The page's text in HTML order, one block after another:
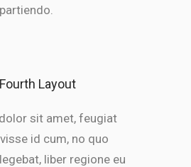
Layout
sit amet, feugiat
id cum, no quo
liber regione eu